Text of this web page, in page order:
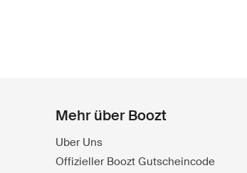
Mehr über Boozt
Uber Uns
Offizieller Boozt Gutscheincode